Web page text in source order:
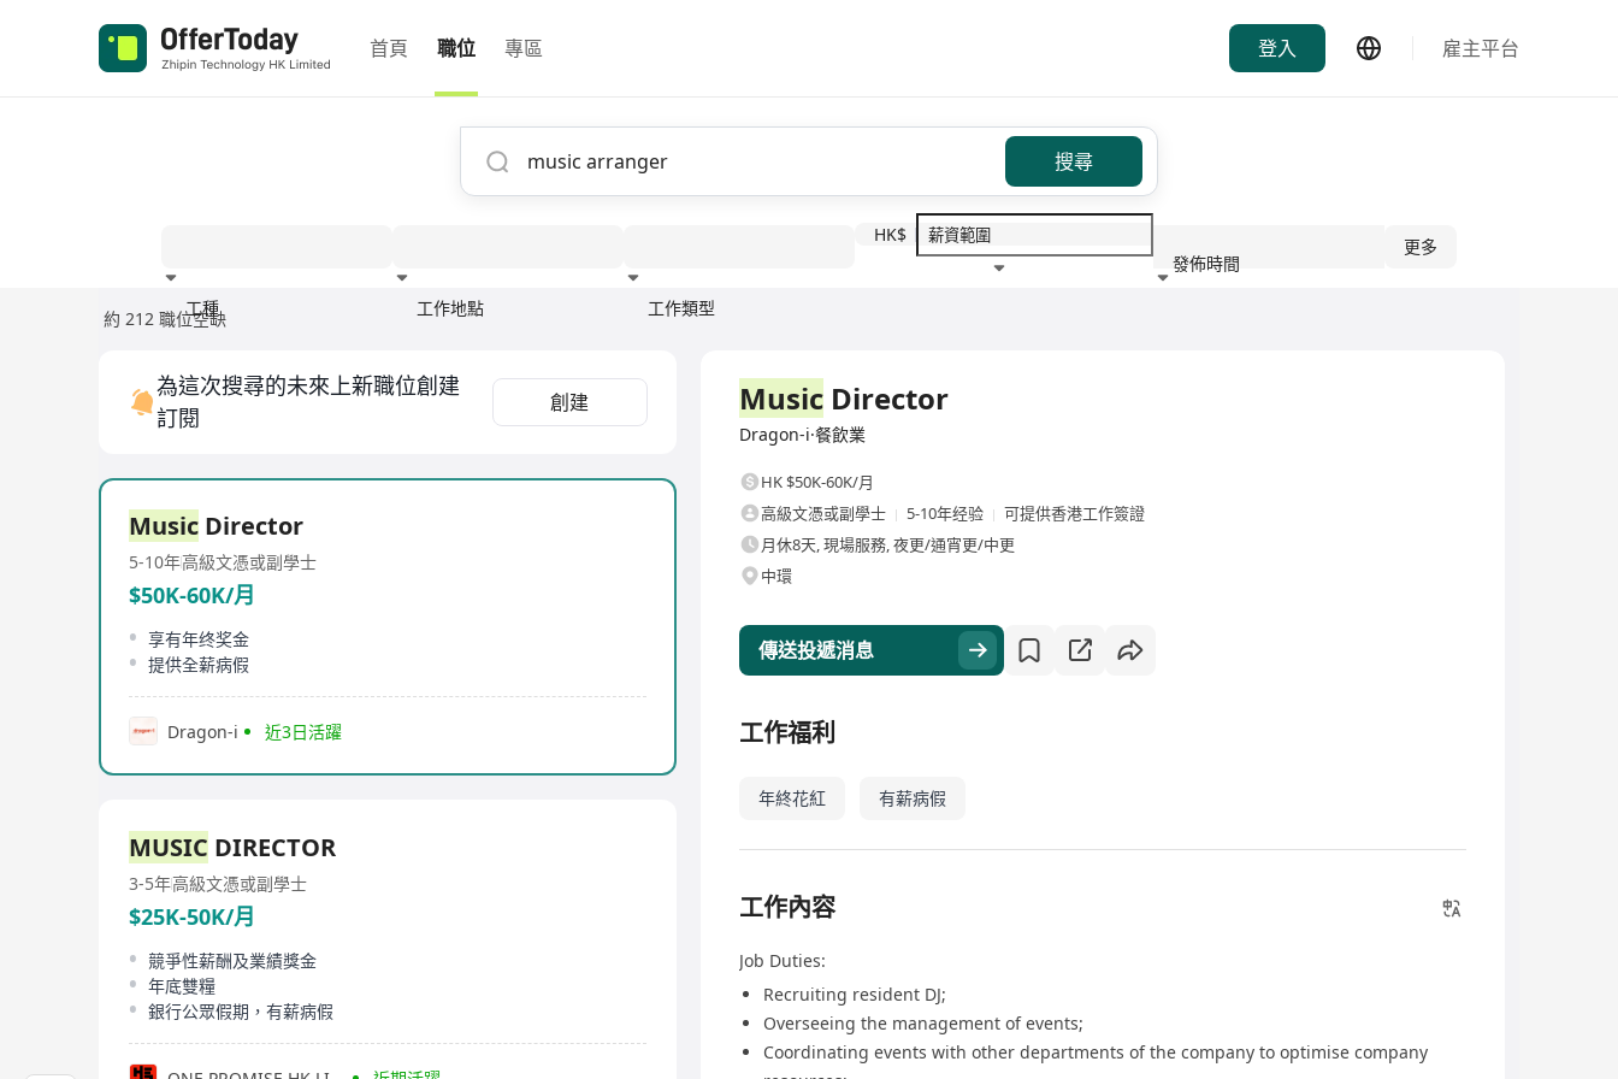
首頁 職位 專區 登入 雇主平台
搜尋
工種 工作地點 工作類型
HK$
發佈時間
更多
約 212 職位空缺
為這次搜尋的未來上新職位創建
訂閱
創建
Music Director
5-10年高級文憑或副學士
$50K-60K/月
享有年终奖金
提供全薪病假
Dragon-i 近3日活躍
MUSIC DIRECTOR
3-5年高級文憑或副學士
$25K-50K/月
競爭性薪酬及業績獎金
年底雙糧
銀行公眾假期，有薪病假
Music Director
Dragon-i·餐飲業
HK $50K-60K/月
高級文憑或副學士
5-10年经验
可提供香港工作簽證
月休8天, 現場服務, 夜更/通宵更/中更
中環
傳送投遞消息
工作福利
年終花紅 有薪病假
工作內容
Job Duties:
Recruiting resident DJ;
Overseeing the management of events;
Coordinating events with other departments of the company to optimise company